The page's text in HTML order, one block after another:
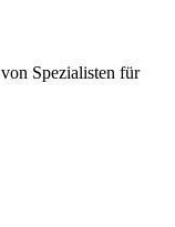
Spezialisten für